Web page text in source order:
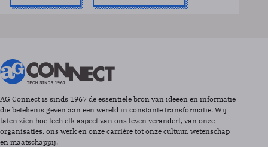
AG Connect is sinds 1967 de essentiële bron van ideeën en informatie
die betekenis geven aan een wereld in constante transformatie. Wij
laten zien hoe tech elk aspect van ons leven verandert, van onze
organisaties, ons werk en onze carrière tot onze cultuur, wetenschap
en maatschappij.